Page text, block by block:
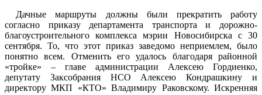
Дачные маршруты должны были прекратить работу
согласно приказу департамента транспорта и дорожно-
благоустроительного комплекса мэрии Новосибирска с 30
сентября. То, что этот приказ заведомо неприемлем, было
понятно всем. Отменить его удалось благодаря районной
«тройке» – главе администрации Алексею Гордиенко,
депутату Заксобрания НСО Алексею Кондрашкину и
директору МКП «КТО» Владимиру Раковскому. Искренняя